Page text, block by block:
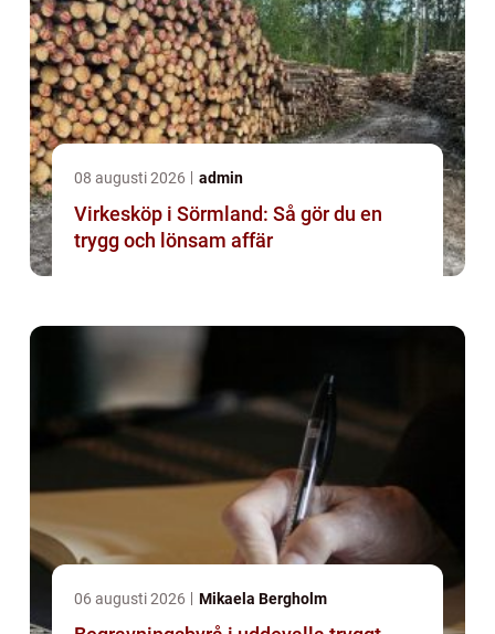
08 augusti 2026 admin
Virkesköp i Sörmland: Så gör du en
trygg och lönsam affär
06 augusti 2026 Mikaela Bergholm